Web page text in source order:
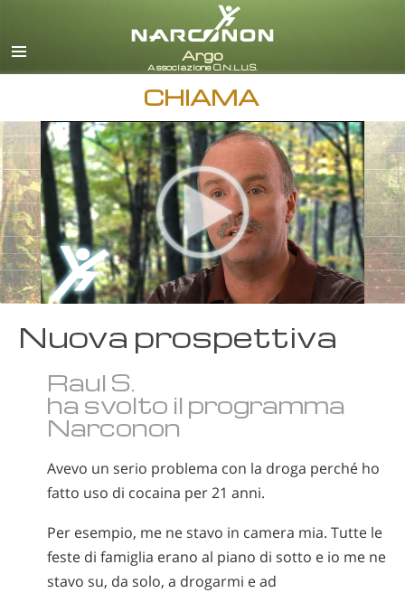
italiano
CHIAMA
Nuova prospettiva
Raul S.
ha svolto il programma
Narconon
Avevo un serio problema con la droga perché ho
fatto uso di cocaina per 21 anni.
Per esempio, me ne stavo in camera mia. Tutte le
feste di famiglia erano al piano di sotto e io me ne
stavo su, da solo, a drogarmi e ad